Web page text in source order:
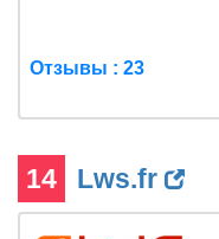
Отзывы : 23
14 Lws.fr